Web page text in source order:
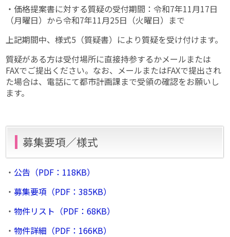
・価格提案書に対する質疑の受付期間：令和7年11月17日
（月曜日）から令和7年11月25日（火曜日）まで
上記期間中、様式5（質疑書）により質疑を受け付けます。
質疑がある方は受付場所に直接持参するかメールまたは
FAXでご提出ください。なお、メールまたはFAXで提出され
た場合は、電話にて都市計画課まで受領の確認をお願いし
ます。
募集要項／様式
・ 公告（PDF：118KB）
・募集要項（PDF：385KB）
・ 物件リスト（PDF：68KB）
・ 物件詳細（PDF：166KB）